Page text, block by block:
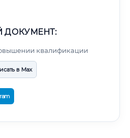
квалификации
в Max